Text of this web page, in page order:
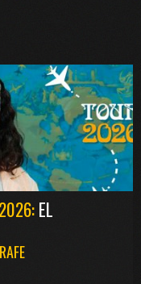
EL